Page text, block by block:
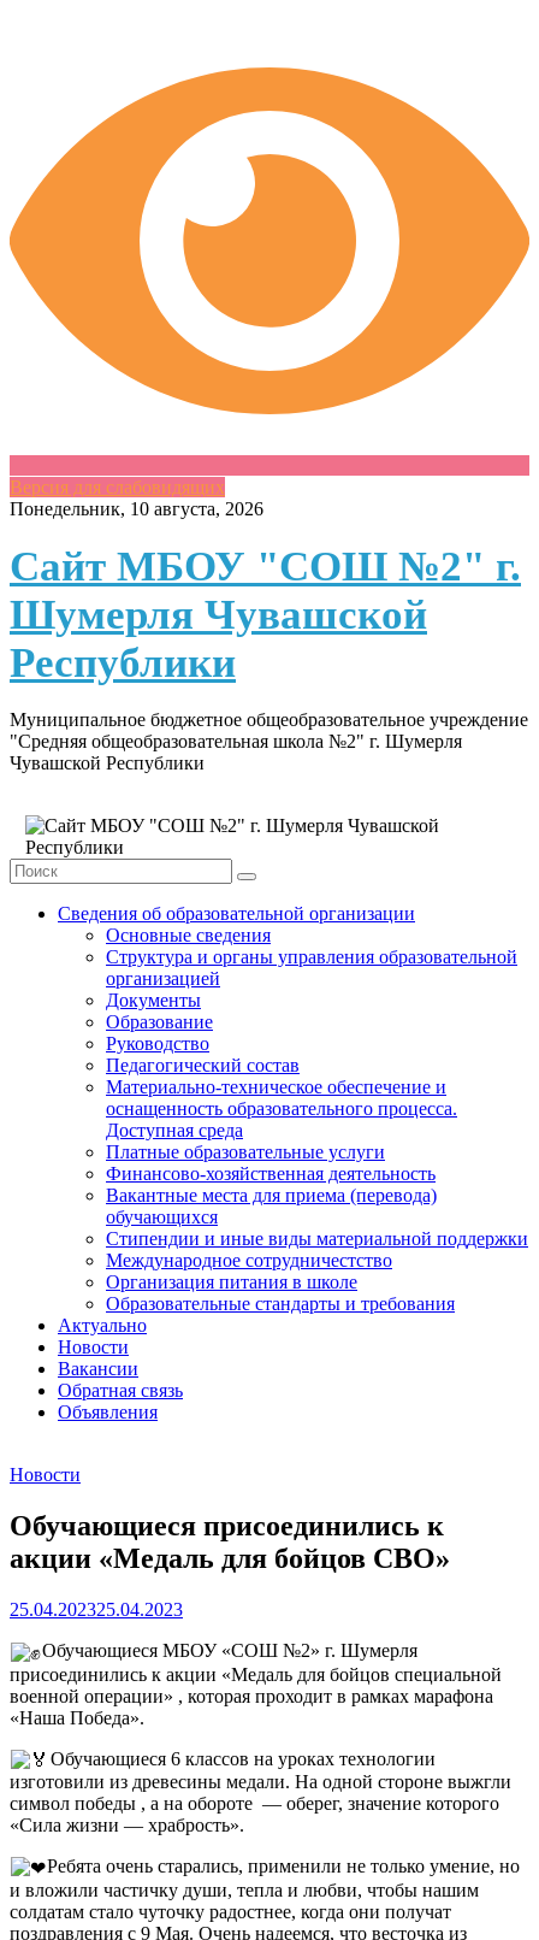
Версия для слабовидящих
Skip
content
Понедельник, 10 августа, 2026
Сайт МБОУ "СОШ №2" г.
Шумерля Чувашской
Республики
Муниципальное бюджетное общеобразовательное учреждение
"Средняя общеобразовательная школа №2" г. Шумерля
Чувашской Республики
Сведения об образовательной организации
Основные сведения
Структура и органы управления образовательной
организацией
Документы
Образование
Руководство
Педагогический состав
Материально-техническое обеспечение и
оснащенность образовательного процесса.
Доступная среда
Платные образовательные услуги
Финансово-хозяйственная деятельность
Вакантные места для приема (перевода)
обучающихся
Стипендии и иные виды материальной поддержки
Международное сотрудничестство
Организация питания в школе
Образовательные стандарты и требования
Актуально
Новости
Вакансии
Обратная связь
Объявления
Новости
Обучающиеся присоединились к
акции «Медаль для бойцов СВО»
25.04.202325.04.2023
Обучающиеся МБОУ «СОШ №2» г. Шумерля
присоединились к акции «Медаль для бойцов специальной
военной операции» , которая проходит в рамках марафона
«Наша Победа».
Обучающиеся 6 классов на уроках технологии
изготовили из древесины медали. На одной стороне выжгли
символ победы , а на обороте — оберег, значение которого
«Сила жизни — храбрость».
Ребята очень старались, применили не только умение, но
и вложили частичку души, тепла и любви, чтобы нашим
солдатам стало чуточку радостнее, когда они получат
поздравления с 9 Мая. Очень надеемся, что весточка из